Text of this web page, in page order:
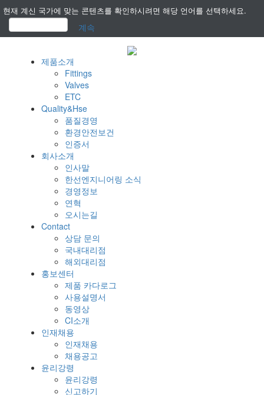
현재 계신 국가에 맞는 콘텐츠를 확인하시려면 해당 언어를 선택하세요.
계속
제품소개
Fittings
Valves
ETC
Quality&Hse
품질경영
환경안전보건
인증서
회사소개
인사말
한선엔지니어링 소식
경영정보
연혁
오시는길
Contact
상담 문의
국내대리점
해외대리점
홍보센터
제품 카다로그
사용설명서
동영상
CI소개
인재채용
인재채용
채용공고
윤리강령
윤리강령
신고하기